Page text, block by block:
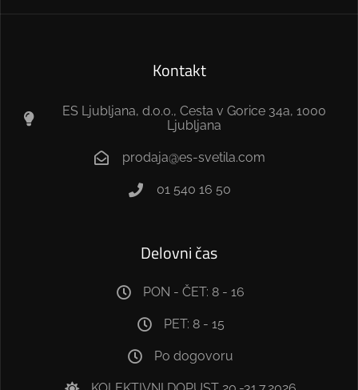
Kontakt
ES Ljubljana, d.o.o., Cesta v Gorice 34a, 1000
Ljubljana
prodaja@es-svetila.com
01 540 16 50
Delovni čas
PON - ČET: 8 - 16
PET: 8 - 15
Po dogovoru